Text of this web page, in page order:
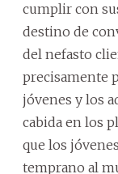
cumplir con
destino de
del nefasto
precisamente
jóvenes y los
cabida en los
que los
temprano al